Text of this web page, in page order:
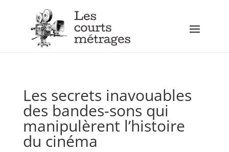
Les secrets inavouables
des bandes-sons qui
manipulèrent l’histoire
du cinéma